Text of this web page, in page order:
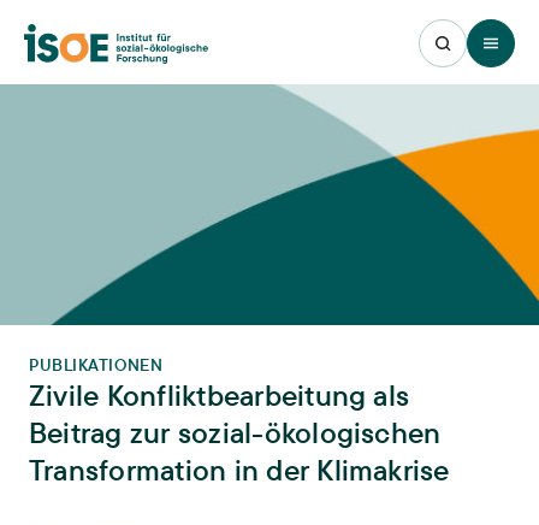
Open
PUBLIKATIONEN
Zivile Konfliktbearbeitung als
Beitrag zur sozial-ökologischen
Transformation in der Klimakrise